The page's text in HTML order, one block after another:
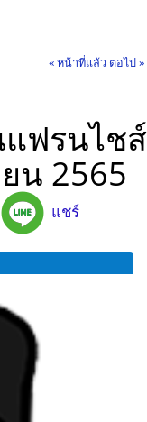
« หน้าที่แล้ว ต่อไป »
แฟรนไชส์
น 2565
แชร์